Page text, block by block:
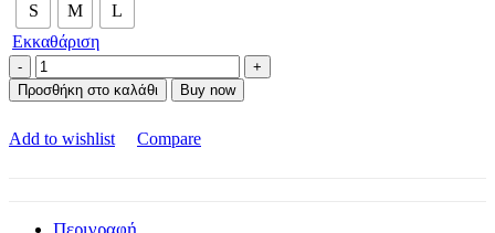
S
M
L
Εκκαθάριση
Ροζ
Καρό
Φόρεμα
Μίνι
Προσθήκη στο καλάθι Buy now
Add to wishlist Compare